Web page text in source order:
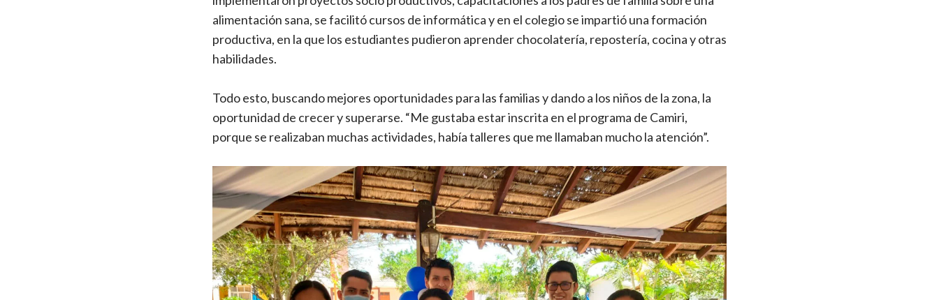
alimentación sana, se facilitó cursos de informática y en el colegio se impartió una formación
productiva, en la que los estudiantes pudieron aprender chocolatería, repostería, cocina y otras
habilidades.
Todo esto, buscando mejores oportunidades para las familias y dando a los niños de la zona, la
oportunidad de crecer y superarse. “Me gustaba estar inscrita en el programa de Camiri,
porque se realizaban muchas actividades, había talleres que me llamaban mucho la atención”.